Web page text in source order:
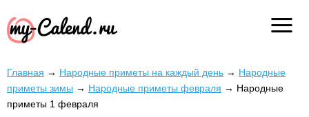
Главная → Народные приметы на каждый день → Народные
приметы зимы → Народные приметы февраля → Народные
приметы 1 февраля